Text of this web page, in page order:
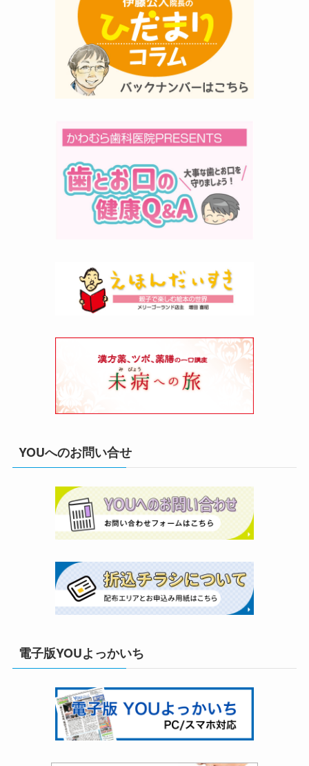
YOUへのお問い合せ
電子版YOUよっかいち